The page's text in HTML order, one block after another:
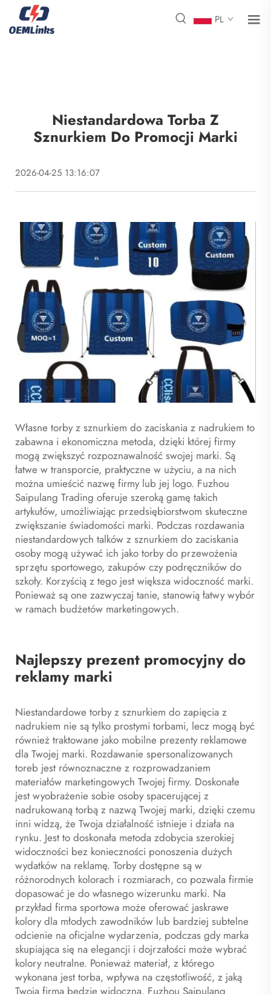
PL
Niestandardowa Torba Z
Sznurkiem Do Promocji Marki
2026-04-25 13:16:07
Własne torby z sznurkiem do zaciskania z nadrukiem to
zabawna i ekonomiczna metoda, dzięki której firmy
mogą zwiększyć rozpoznawalność swojej marki. Są
łatwe w transporcie, praktyczne w użyciu, a na nich
można umieścić nazwę firmy lub jej logo. Fuzhou
Saipulang Trading oferuje szeroką gamę takich
artykułów, umożliwiając przedsiębiorstwom skuteczne
zwiększanie świadomości marki. Podczas rozdawania
niestandardowych talków z sznurkiem do zaciskania
osoby mogą używać ich jako torby do przewożenia
sprzętu sportowego, zakupów czy podręczników do
szkoły. Korzyścią z tego jest większa widoczność marki.
Ponieważ są one zazwyczaj tanie, stanowią łatwy wybór
w ramach budżetów marketingowych.
Najlepszy prezent promocyjny do
reklamy marki
Niestandardowe torby z sznurkiem do zapięcia z
nadrukiem nie są tylko prostymi torbami, lecz mogą być
również traktowane jako mobilne prezenty reklamowe
dla Twojej marki. Rozdawanie spersonalizowanych
toreb jest równoznaczne z rozprowadzaniem
materiałów marketingowych Twojej firmy. Doskonałe
jest wyobrażenie sobie osoby spacerującej z
nadrukowaną torbą z nazwą Twojej marki, dzięki czemu
inni widzą, że Twoja działalność istnieje i działa na
rynku. Jest to doskonała metoda zdobycia szerokiej
widoczności bez konieczności ponoszenia dużych
wydatków na reklamę. Torby dostępne są w
różnorodnych kolorach i rozmiarach, co pozwala firmie
dopasować je do własnego wizerunku marki. Na
przykład firma sportowa może oferować jaskrawe
kolory dla młodych zawodników lub bardziej subtelne
odcienie na oficjalne wydarzenia, podczas gdy marka
skupiająca się na elegancji i dojrzałości może wybrać
kolory neutralne. Ponieważ materiał, z którego
wykonana jest torba, wpływa na częstotliwość, z jaką